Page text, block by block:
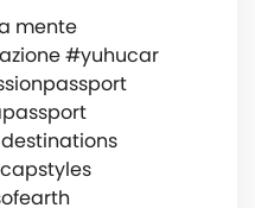
mente
#yuhucar